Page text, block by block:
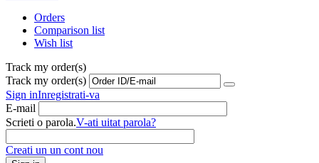
Orders
Comparison list
Wish list
Track my order(s)
Track my order(s)
Sign inInregistrati-va
E-mail
Scrieti o parola.V-ati uitat parola?
Creati un un cont nou